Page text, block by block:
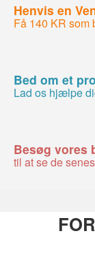
Henvis en
Få 140 KR som
Bed om et
Lad os hjælpe
Besøg vores
til at se de